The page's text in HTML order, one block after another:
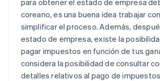
coreano, es una buena idea trabajar
simplificar el proceso. Además,
estado de empresa, existe la
pagar impuestos en función de tus
considera la posibilidad de consultar
detalles relativos al pago de